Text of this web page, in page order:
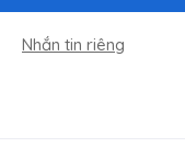
Nhắn tin riêng